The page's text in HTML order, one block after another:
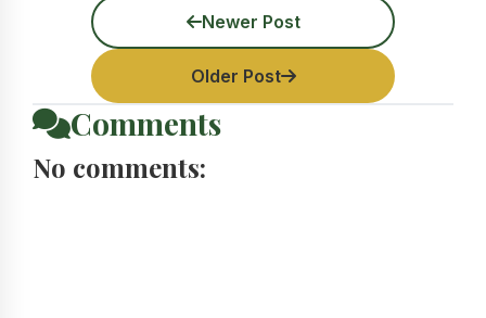
Newer Post
Older Post
Comments
No comments: